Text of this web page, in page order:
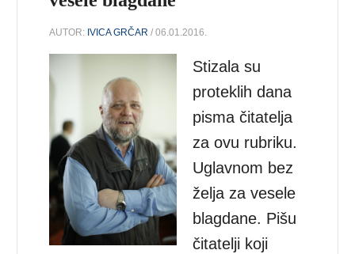
AUTOR: IVICA GRČAR / 06.01.2016.
Stizala su
proteklih dana
pisma čitatelja
za ovu rubriku.
Uglavnom bez
želja za vesele
blagdane. Pišu
čitatelji koji